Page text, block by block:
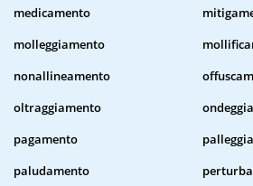
medicamento
molleggiamento
nonallineamento
oltraggiamento
pagamento
paludamento